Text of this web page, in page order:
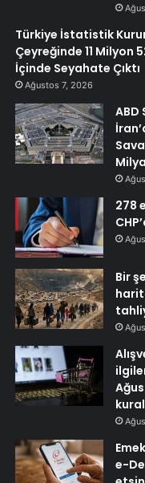
Türkiye İstatistik
Çeyreğinde 11 Milyon
İçinde Seyahate Çıktı
Ağustos 7, 2026
ABD
278
Bir
e-